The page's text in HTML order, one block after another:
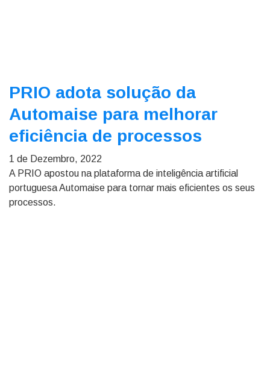
PRIO adota solução da
Automaise para melhorar
eficiência de processos
1 de Dezembro, 2022
A PRIO apostou na plataforma de inteligência artificial
portuguesa Automaise para tornar mais eficientes os seus
processos.